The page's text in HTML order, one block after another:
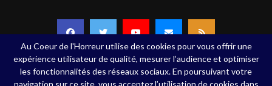
Au Coeur de l'Horreur utilise des cookies pour vous offrir une
expérience utilisateur de qualité, mesurer l’audience et optimiser
les fonctionnalités des réseaux sociaux. En poursuivant votre
navigation sur ce site, vous acceptez l’utilisation de cookies dans